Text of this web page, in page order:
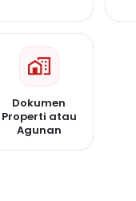
Dokumen
Properti atau
Agunan